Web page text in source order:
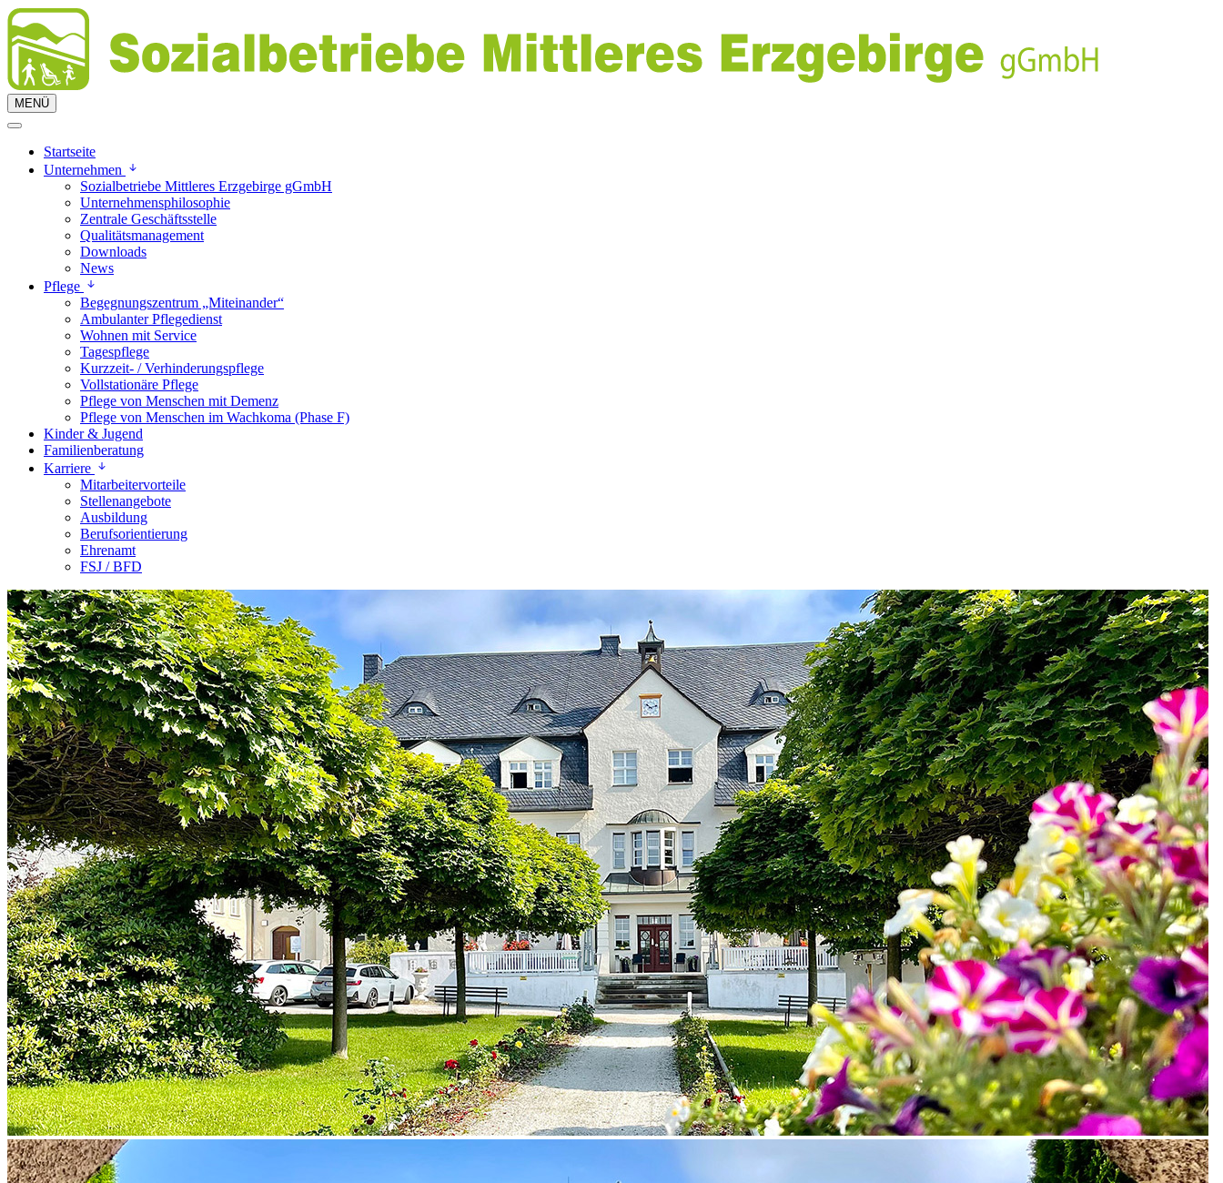
MENÜ
Startseite
Unternehmen
Sozialbetriebe Mittleres Erzgebirge gGmbH
Unternehmensphilosophie
Zentrale Geschäftsstelle
Qualitätsmanagement
Downloads
News
Pflege
Begegnungszentrum „Miteinander“
Ambulanter Pflegedienst
Wohnen mit Service
Tagespflege
Kurzzeit- / Verhinderungspflege
Vollstationäre Pflege
Pflege von Menschen mit Demenz
Pflege von Menschen im Wachkoma (Phase F)
Kinder & Jugend
Familienberatung
Karriere
Mitarbeitervorteile
Stellenangebote
Ausbildung
Berufsorientierung
Ehrenamt
FSJ / BFD